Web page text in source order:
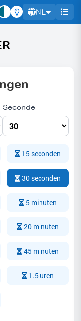
NL
Seconde
15 seconden
30 seconden
5 minuten
20 minuten
45 minuten
1.5 uren